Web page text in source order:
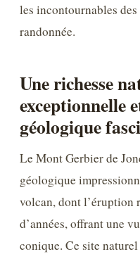
les incontournables
randonnée.
Une richesse
exceptionnelle
géologique
Le Mont Gerbier de
géologique
volcan, dont l’éruption
d’années, offrant une
conique. Ce site